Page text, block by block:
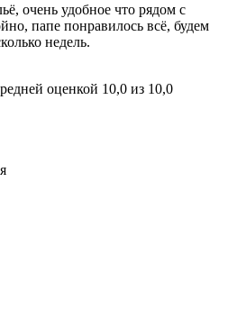
очень удобное что рядом с
папе понравилось всё, будем
недель.
оценкой 10,0 из 10,0